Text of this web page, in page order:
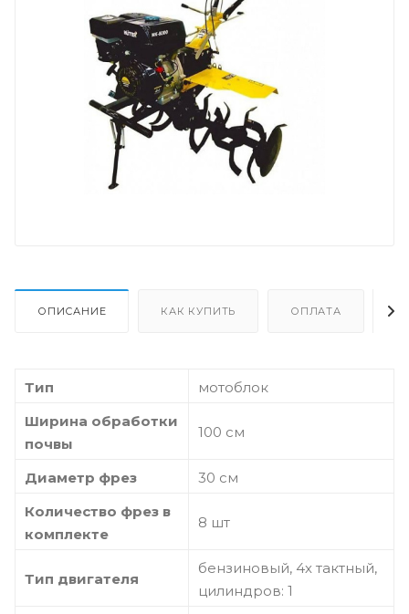
ОПИСАНИЕ КАК КУПИТЬ ОПЛАТА
Тип
мотоблок
Ширина обработки
почвы
100 см
Диаметр фрез
30 см
Количество фрез в
комплекте
8 шт
Тип двигателя
бензиновый, 4х тактный,
цилиндров: 1